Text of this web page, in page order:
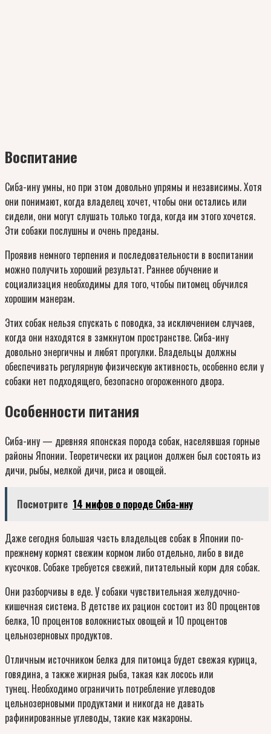
Воспитание
Сиба-ину умны, но при этом довольно упрямы и независимы. Хотя
они понимают, когда владелец хочет, чтобы они остались или
сидели, они могут слушать только тогда, когда им этого хочется.
Эти собаки послушны и очень преданы.
Проявив немного терпения и последовательности в воспитании
можно получить хороший результат. Раннее обучение и
социализация необходимы для того, чтобы питомец обучился
хорошим манерам.
Этих собак нельзя спускать с поводка, за исключением случаев,
когда они находятся в замкнутом пространстве. Сиба-ину
довольно энергичны и любят прогулки. Владельцы должны
обеспечивать регулярную физическую активность, особенно если у
собаки нет подходящего, безопасно огороженного двора.
Особенности питания
Сиба-ину — древняя японская порода собак, населявшая горные
районы Японии. Теоретически их рацион должен был состоять из
дичи, рыбы, мелкой дичи, риса и овощей.
Посмотрите 14 мифов о породе Сиба-ину
Даже сегодня большая часть владельцев собак в Японии по-
прежнему кормят свежим кормом либо отдельно, либо в виде
кусочков. Собаке требуется свежий, питательный корм для собак.
Они разборчивы в еде. У собаки чувствительная желудочно-
кишечная система. В детстве их рацион состоит из 80 процентов
белка, 10 процентов волокнистых овощей и 10 процентов
цельнозерновых продуктов.
Отличным источником белка для питомца будет свежая курица,
говядина, а также жирная рыба, такая как лосось или
тунец. Необходимо ограничить потребление углеводов
цельнозерновыми продуктами и никогда не давать
рафинированные углеводы, такие как макароны.